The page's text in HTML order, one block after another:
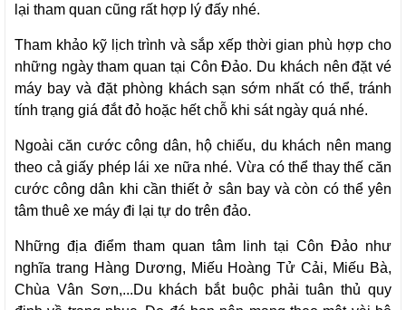
lại tham quan cũng rất hợp lý đấy nhé.
Tham khảo kỹ lịch trình và sắp xếp thời gian phù hợp cho
những ngày tham quan tại Côn Đảo. Du khách nên đặt vé
máy bay và đặt phòng khách sạn sớm nhất có thể, tránh
tính trạng giá đắt đỏ hoặc hết chỗ khi sát ngày quá nhé.
Ngoài căn cước công dân, hộ chiếu, du khách nên mang
theo cả giấy phép lái xe nữa nhé. Vừa có thể thay thế căn
cước công dân khi cần thiết ở sân bay và còn có thể yên
tâm thuê xe máy đi lại tự do trên đảo.
Những địa điểm tham quan tâm linh tại Côn Đảo như
nghĩa trang Hàng Dương, Miếu Hoàng Tử Cải, Miếu Bà,
Chùa Vân Sơn,...Du khách bắt buộc phải tuân thủ quy